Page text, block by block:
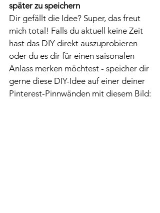
später zu speichern
Dir gefällt die Idee? Super, das freut
mich total! Falls du aktuell keine Zeit
hast das DIY direkt auszuprobieren
oder du es dir für einen saisonalen
Anlass merken möchtest - speicher dir
gerne diese DIY-Idee auf einer deiner
Pinterest-Pinnwänden mit diesem Bild: